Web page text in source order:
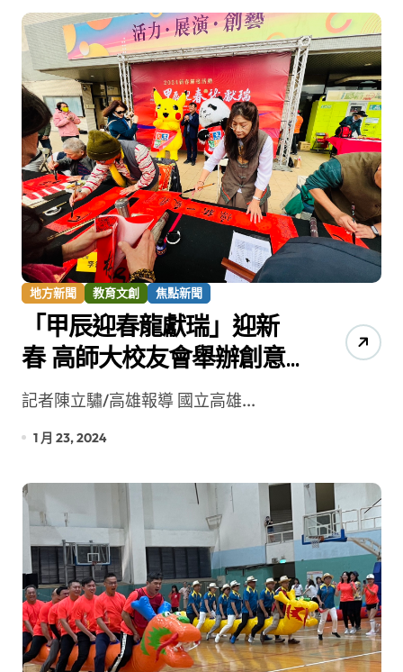
地方新聞 教育文創 焦點新聞
「甲辰迎春龍獻瑞」迎新
春 高師大校友會舉辦創意
春聯活動
記者陳立驌/高雄報導 國立高雄...
1 月 23, 2024